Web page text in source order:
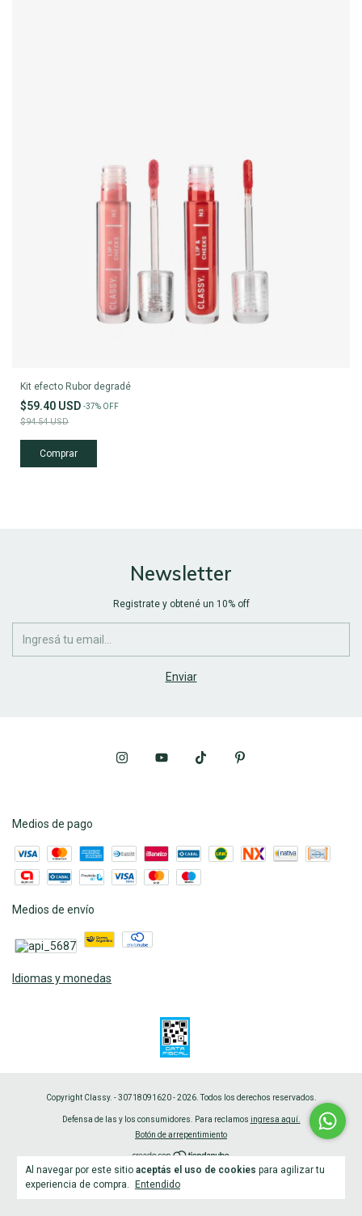
Al navegar por este sitio aceptás el uso de cookies para agilizar tu
experiencia de compra.
Entendido
Kit efecto Rubor degradé
$59.40 USD -37% OFF
$94.54 USD
Newsletter
Registrate y obtené un 10% off
Medios de pago
Medios de envío
Idiomas y monedas
Copyright Classy. - 30718091620 - 2026. Todos los derechos reservados.
Defensa de las y los consumidores. Para reclamos ingresa aquí.
Botón de arrepentimiento